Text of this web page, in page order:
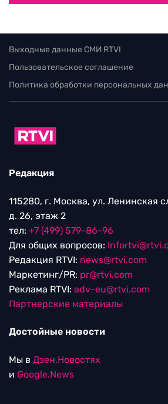
Выходные данные СМИ RTVI
Пользовательское соглашение
Политика обработки персональных
Редакция
115280, г. Москва, ул. Ленинская
д. 26, этаж 2
тел: +7 (499) 579-86-96
Для общих вопросов:
Редакция RTVI: news@rtvi.com
Маркетинг/PR: pr@rtvi.com
Реклама RTVI: adv-eu@rtvi.com
Партнерские материалы
Достойные новости
Мы в Дзен.Новостях
и Google.News